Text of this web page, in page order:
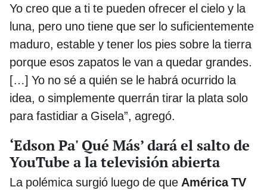
Yo creo que a ti te pueden ofrecer el cielo y la
luna, pero uno tiene que ser lo suficientemente
maduro, estable y tener los pies sobre la tierra
porque esos zapatos le van a quedar grandes.
[…] Yo no sé a quién se le habrá ocurrido la
idea, o simplemente querrán tirar la plata solo
para fastidiar a Gisela”, agregó.
‘Edson Pa' Qué Más’ dará el salto de
YouTube a la televisión abierta
La polémica surgió luego de que América TV